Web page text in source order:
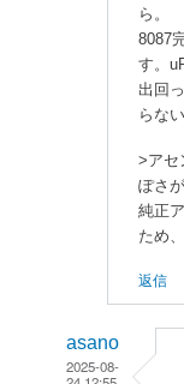
ら。
8087
す。
出回
らな
>アセ
ぽさ
純正
ため
返信
asano
2025-08-